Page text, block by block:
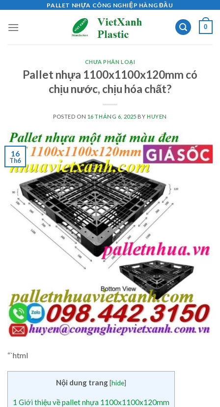
content
PALLET NHỰA CÔNG NGHIỆP HÀNG ĐẦU
0
CHƯA PHÂN LOẠI
Pallet nhựa 1100x1100x120mm có
chịu nước, chịu hóa chất?
POSTED ON 16 THÁNG 6, 2025 BY HUYEN
16
Th6
“`html
Nội dung trang[hide]
1 Giới thiệu về pallet nhựa 1100x1100x120mm